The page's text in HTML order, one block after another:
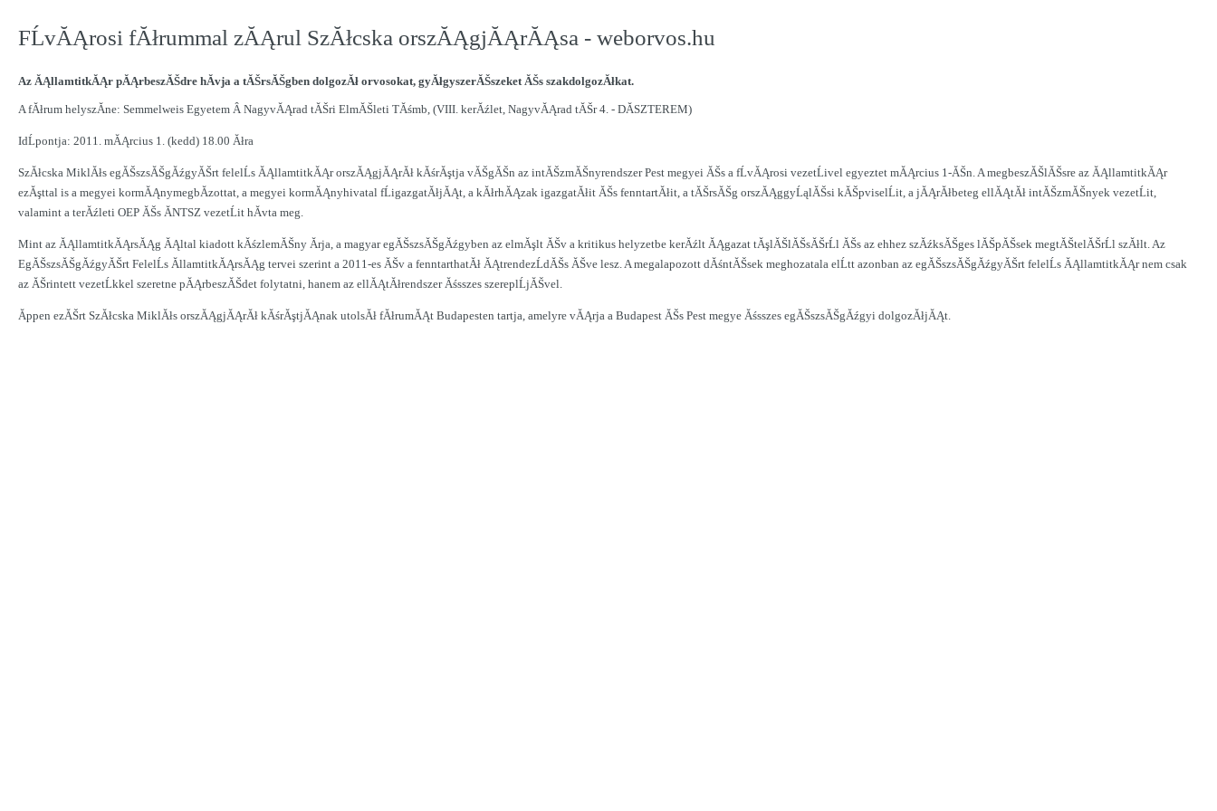
FĹvĂĄrosi fĂłrummal zĂĄrul SzĂłcska orszĂĄgjĂĄrĂĄsa - weborvos.hu
Az ĂĄllamtitkĂĄr pĂĄrbeszĂŠdre hĂ­vja a tĂŠrsĂŠgben dolgozĂł orvosokat, gyĂłgyszerĂŠszeket ĂŠs szakdolgozĂłkat.
A fĂłrum helyszĂ­ne: Semmelweis Egyetem Â NagyvĂĄrad tĂŠri ElmĂŠleti TĂśmb, (VIII. kerĂźlet, NagyvĂĄrad tĂŠr 4. - DĂSZTEREM)
IdĹpontja: 2011. mĂĄrcius 1. (kedd) 18.00 Ăłra
SzĂłcska MiklĂłs egĂŠszsĂŠgĂźgyĂŠrt felelĹs ĂĄllamtitkĂĄr orszĂĄgjĂĄrĂł kĂśrĂştja vĂŠgĂŠn az intĂŠzmĂŠnyrendszer Pest megyei ĂŠs a fĹvĂĄrosi vezetĹivel egyeztet mĂĄrcius 1-ĂŠn. A megbeszĂŠlĂŠsre az ĂĄllamtitkĂĄr
ezĂşttal is a megyei kormĂĄnymegbĂ­zottat, a megyei kormĂĄnyhivatal fĹigazgatĂłjĂĄt, a kĂłrhĂĄzak igazgatĂłit ĂŠs fenntartĂłit, a tĂŠrsĂŠg orszĂĄggyĹąlĂŠsi kĂŠpviselĹit, a jĂĄrĂłbeteg ellĂĄtĂł intĂŠzmĂŠnyek vezetĹit,
valamint a terĂźleti OEP ĂŠs ĂNTSZ vezetĹit hĂ­vta meg.
Mint az ĂĄllamtitkĂĄrsĂĄg ĂĄltal kiadott kĂśzlemĂŠny Ă­rja, a magyar egĂŠszsĂŠgĂźgyben az elmĂşlt ĂŠv a kritikus helyzetbe kerĂźlt ĂĄgazat tĂşlĂŠlĂŠsĂŠrĹl ĂŠs az ehhez szĂźksĂŠges lĂŠpĂŠsek megtĂŠtelĂŠrĹl szĂłlt. Az
EgĂŠszsĂŠgĂźgyĂŠrt FelelĹs ĂllamtitkĂĄrsĂĄg tervei szerint a 2011-es ĂŠv a fenntarthatĂł ĂĄtrendezĹdĂŠs ĂŠve lesz. A megalapozott dĂśntĂŠsek meghozatala elĹtt azonban az egĂŠszsĂŠgĂźgyĂŠrt felelĹs ĂĄllamtitkĂĄr nem csak
az ĂŠrintett vezetĹkkel szeretne pĂĄrbeszĂŠdet folytatni, hanem az ellĂĄtĂłrendszer Ăśsszes szereplĹjĂŠvel.
Ăppen ezĂŠrt SzĂłcska MiklĂłs orszĂĄgjĂĄrĂł kĂśrĂştjĂĄnak utolsĂł fĂłrumĂĄt Budapesten tartja, amelyre vĂĄrja a Budapest ĂŠs Pest megye Ăśsszes egĂŠszsĂŠgĂźgyi dolgozĂłjĂĄt.